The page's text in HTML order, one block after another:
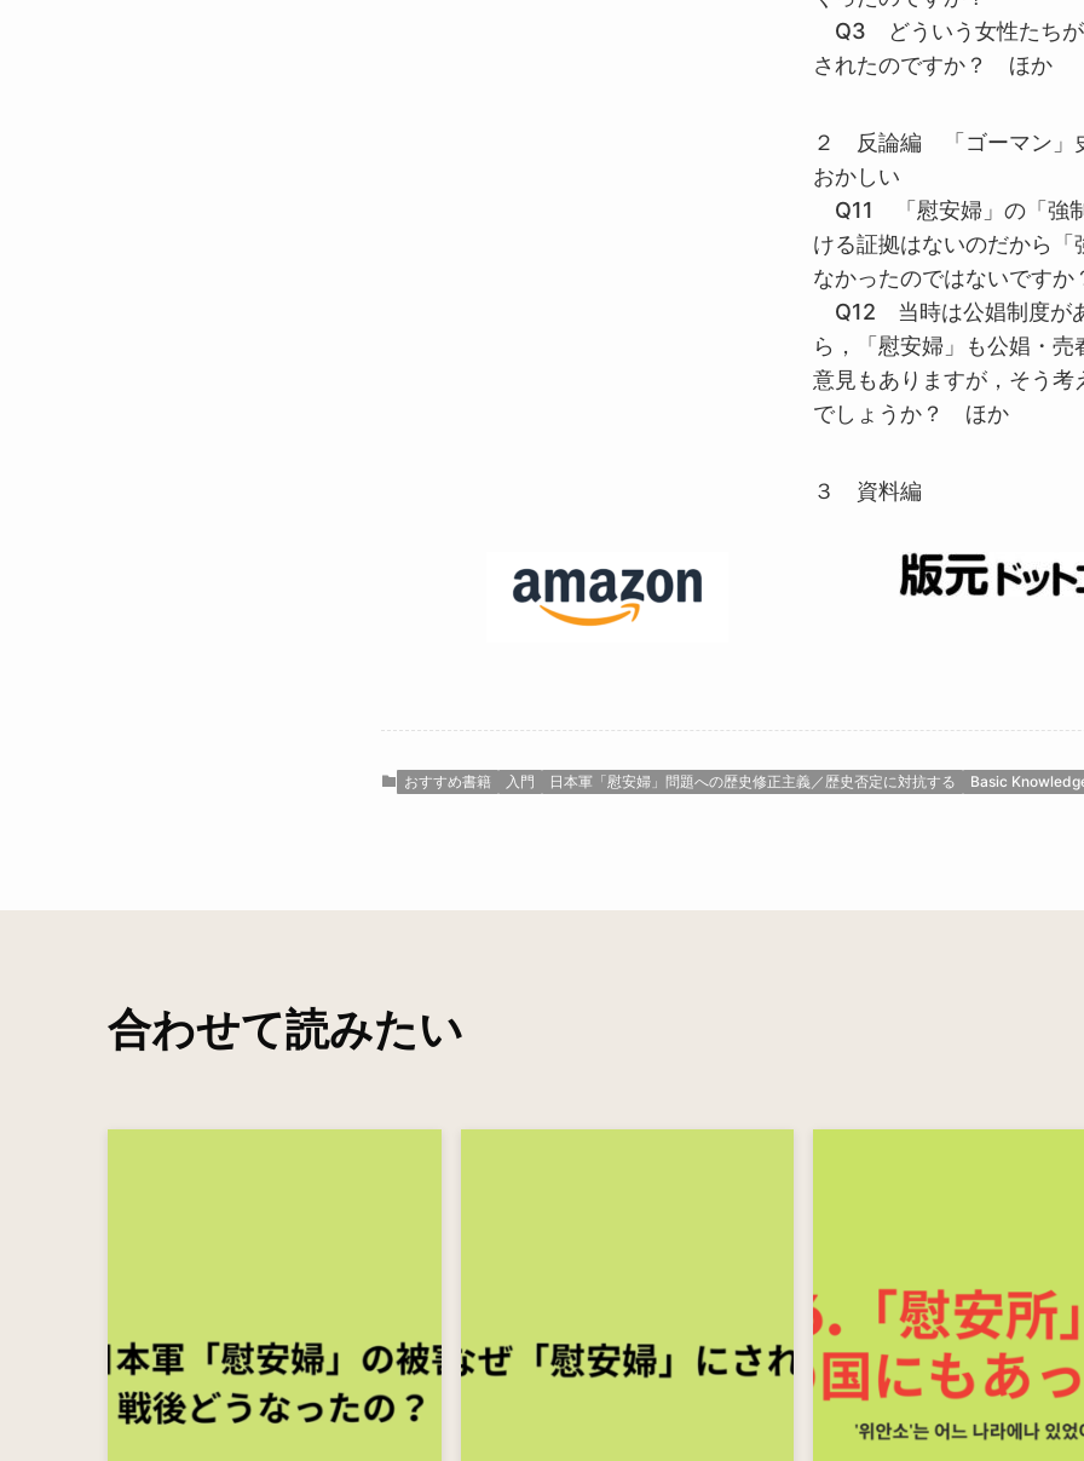
Q3 どういう女性たちが
されたのですか？ ほか
２ 反論編 「ゴーマン」
おかしい
Q11 「慰安婦」の「強
ける証拠はないのだから「
なかったのではないですか
Q12 当時は公娼制度が
ら，「慰安婦」も公娼・売
意見もありますが，そう考
でしょうか？ ほか
３ 資料編
おすすめ書籍 入門 日本軍「慰安婦」問題への歴史修正主義／歴史否定に対抗する Basic
合わせて読みたい